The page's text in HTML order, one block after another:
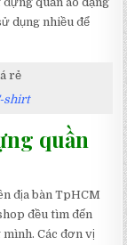
dụng nhiều để
shirt
quần
địa bàn TpHCM
đều tìm đến
Các đơn vị